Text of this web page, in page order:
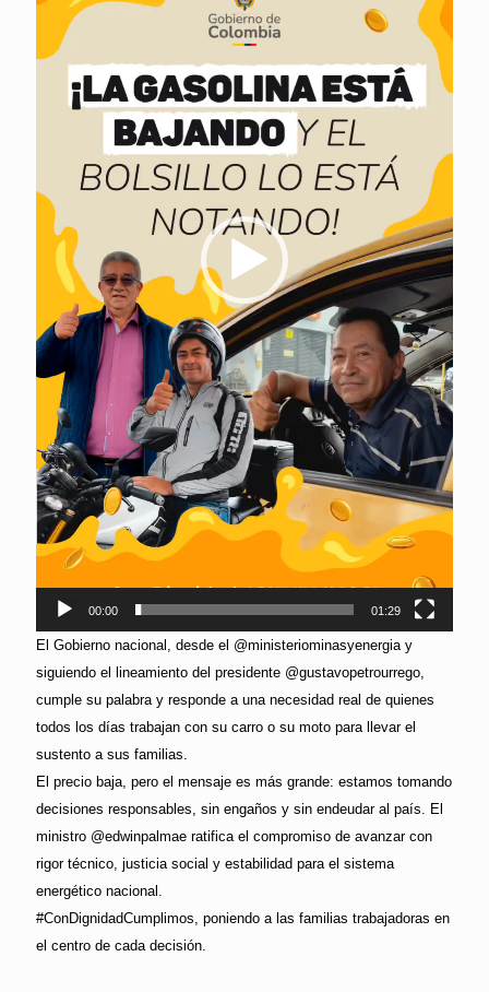
00:00 01:29
El Gobierno nacional, desde el @ministeriominasyenergia y
siguiendo el lineamiento del presidente @gustavopetrourrego,
cumple su palabra y responde a una necesidad real de quienes
todos los días trabajan con su carro o su moto para llevar el
sustento a sus familias.
El precio baja, pero el mensaje es más grande: estamos tomando
decisiones responsables, sin engaños y sin endeudar al país. El
ministro @edwinpalmae ratifica el compromiso de avanzar con
rigor técnico, justicia social y estabilidad para el sistema
energético nacional.
#ConDignidadCumplimos, poniendo a las familias trabajadoras en
el centro de cada decisión.